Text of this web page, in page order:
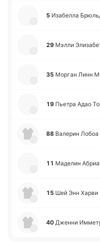
5 Иза­бе­лла
29 Мэлли
35 Морган Линн
19 Пьетра Адао
88 Ва­ле­рин Лобоа
11 Ма­де­лин
15 Шей Энн Харви
40 Дженни